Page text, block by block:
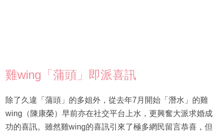
雞wing「蒲頭」即派喜訊
除了久違「蒲頭」的多姐外，從去年7月開始「潛水」的雞
wing（陳康榮）早前亦在社交平台上水，更興奮大派求婚成
功的喜訊。雖然雞wing的喜訊引來了極多網民留言恭喜，但